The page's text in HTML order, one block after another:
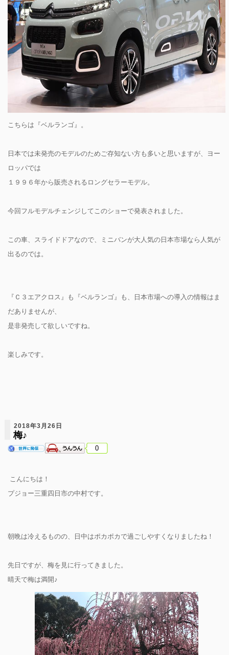
こちらは『ベルランゴ』。
日本では未発売のモデルのためご存知ない方も多いと思いますが、ヨー
ロッパでは
１９９６年から販売されるロングセラーモデル。
今回フルモデルチェンジしてこのショーで発表されました。
この車、スライドドアなので、ミニバンが大人気の日本市場なら人気が
出るのでは。
『Ｃ３エアクロス』も『ベルランゴ』も、日本市場への導入の情報はま
だありませんが、
是非発売して欲しいですね。
楽しみです。
2018年3月26日
梅♪
0
こんにちは！
プジョー三重四日市の中村です。
朝晩は冷えるものの、日中はポカポカで過ごしやすくなりましたね！
先日ですが、梅を見に行ってきました。
晴天で梅は満開♪